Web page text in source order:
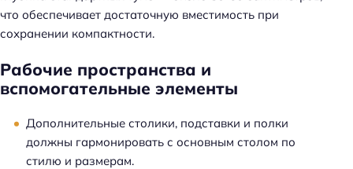
что обеспечивает достаточную вместимость при
сохранении компактности.
Рабочие пространства и
вспомогательные элементы
Дополнительные столики, подставки и полки
должны гармонировать с основным столом по
стилю и размерам.